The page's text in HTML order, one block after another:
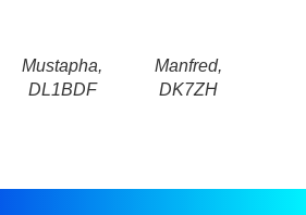
Mustapha,
DL1BDF
Manfred,
DK7ZH